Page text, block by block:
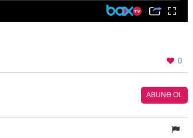
0
ABUNƏ OL